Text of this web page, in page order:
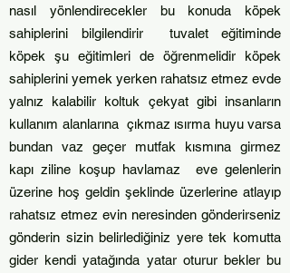
nasıl yönlendirecekler bu konuda köpek
sahiplerini bilgilendirir tuvalet eğitiminde
köpek şu eğitimleri de öğrenmelidir köpek
sahiplerini yemek yerken rahatsız etmez evde
yalnız kalabilir koltuk çekyat gibi insanların
kullanım alanlarına çıkmaz ısırma huyu varsa
bundan vaz geçer mutfak kısmına girmez
kapı ziline koşup havlamaz eve gelenlerin
üzerine hoş geldin şeklinde üzerlerine atlayıp
rahatsız etmez evin neresinden gönderirseniz
gönderin sizin belirlediğiniz yere tek komutta
gider kendi yatağında yatar oturur bekler bu